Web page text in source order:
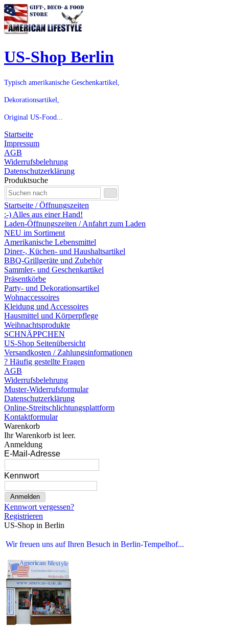
US-Shop Berlin
Typisch amerikanische Geschenkartikel,
Dekorationsartikel,
Original US-Food...
Startseite
Impressum
AGB
Widerrufsbelehrung
Datenschutzerklärung
Produktsuche
Startseite / Öffnungszeiten
:-) Alles aus einer Hand!
Laden-Öffnungszeiten / Anfahrt zum Laden
NEU im Sortiment
Amerikanische Lebensmittel
Diner-, Küchen- und Haushaltsartikel
BBQ-Grillgeräte und Zubehör
Sammler- und Geschenkartikel
Präsentkörbe
Party- und Dekorationsartikel
Wohnaccessoires
Kleidung und Accessoires
Hausmittel und Körperpflege
Weihnachtsprodukte
SCHNÄPPCHEN
US-Shop Seitenübersicht
Versandkosten / Zahlungsinformationen
? Häufig gestellte Fragen
AGB
Widerrufsbelehrung
Muster-Widerrufsformular
Datenschutzerklärung
Online-Streitschlichtungsplattform
Kontaktformular
Warenkorb
Ihr Warenkorb ist leer.
Anmeldung
E-Mail-Adresse
Kennwort
Anmelden
Kennwort vergessen?
Registrieren
US-Shop in Berlin
Wir freuen uns auf Ihren Besuch in Berlin-Tempelhof...